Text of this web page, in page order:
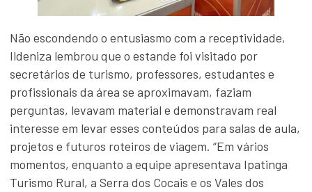
Não escondendo o entusiasmo com a receptividade,
Ildeniza lembrou que o estande foi visitado por
secretários de turismo, professores, estudantes e
profissionais da área se aproximavam, faziam
perguntas, levavam material e demonstravam real
interesse em levar esses conteúdos para salas de aula,
projetos e futuros roteiros de viagem. “Em vários
momentos, enquanto a equipe apresentava Ipatinga
Turismo Rural, a Serra dos Cocais e os Vales dos